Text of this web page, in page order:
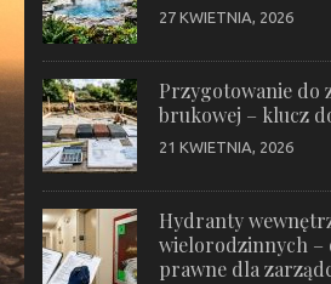
27 KWIETNIA, 2026
Przygotowanie do
brukowej – klucz
21 KWIETNIA, 2026
Hydranty
wielorodzinnych –
prawne dla